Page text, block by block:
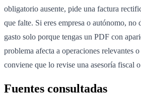
obligatorio ausente, pide una factura
que falte. Si eres empresa o autónomo, no
gasto solo porque tengas un PDF con
problema afecta a operaciones relevantes
conviene que lo revise una asesoría fiscal
Fuentes consultadas